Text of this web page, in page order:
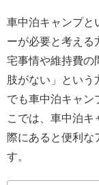
車中泊キャンプと
ーが必要と考える
宅事情や維持費の
肢がない」という
でも車中泊キャン
こでは、車中泊キ
際にあると便利な
す。